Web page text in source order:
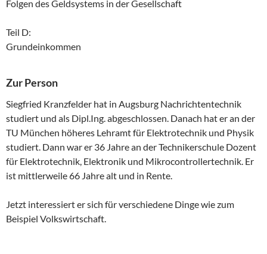
Folgen des Geldsystems in der Gesellschaft
Teil D:
Grundeinkommen
Zur Person
Siegfried Kranzfelder hat in Augsburg Nachrichtentechnik
studiert und als Dipl.Ing. abgeschlossen. Danach hat er an der
TU München höheres Lehramt für Elektrotechnik und Physik
studiert. Dann war er 36 Jahre an der Technikerschule Dozent
für Elektrotechnik, Elektronik und Mikrocontrollertechnik. Er
ist mittlerweile 66 Jahre alt und in Rente.
Jetzt interessiert er sich für verschiedene Dinge wie zum
Beispiel Volkswirtschaft.